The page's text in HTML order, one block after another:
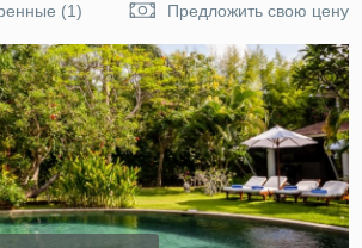
(1)
Предложить свою цену